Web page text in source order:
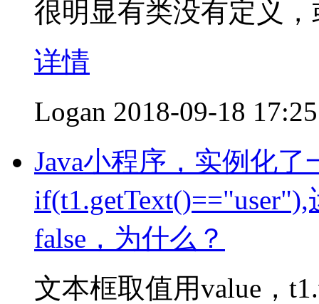
很明显有类没有定义
详情
Logan 2018-09-18 17:25
Java小程序，实例化了
false，为什么？
文本框取值用value，